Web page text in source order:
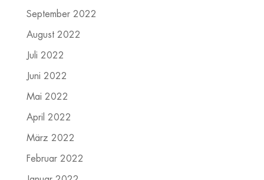
September 2022
August 2022
Juli 2022
Juni 2022
Mai 2022
April 2022
März 2022
Februar 2022